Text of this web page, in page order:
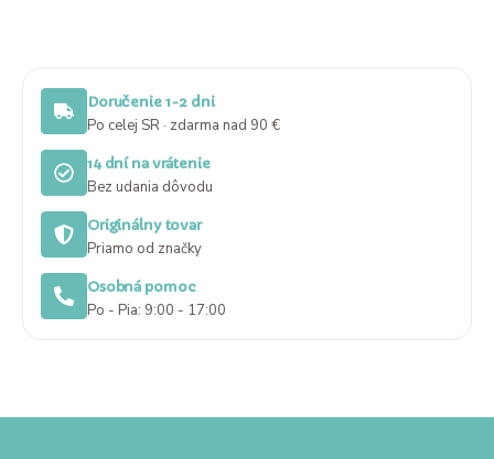
Doručenie 1-2 dni
Po celej SR · zdarma nad 90 €
14 dní na vrátenie
Bez udania dôvodu
Originálny tovar
Priamo od značky
Osobná pomoc
Po - Pia: 9:00 - 17:00